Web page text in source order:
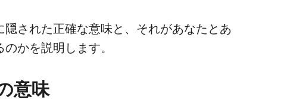
された正確な意味と、それがあなたとあ
かを説明します。
意味